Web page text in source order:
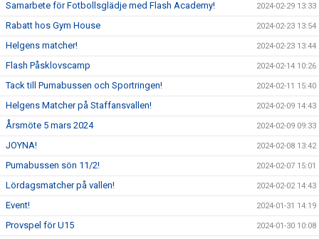
Samarbete för Fotbollsglädje med Flash Academy! 2024-02-29 13:33
Rabatt hos Gym House 2024-02-23 13:54
Helgens matcher! 2024-02-23 13:44
Flash Påsklovscamp 2024-02-14 10:26
Tack till Pumabussen och Sportringen! 2024-02-11 15:40
Helgens Matcher på Staffansvallen! 2024-02-09 14:43
Årsmöte 5 mars 2024 2024-02-09 09:33
JOYNA! 2024-02-08 13:42
Pumabussen sön 11/2! 2024-02-07 15:01
Lördagsmatcher på vallen! 2024-02-02 14:43
Event! 2024-01-31 14:19
Provspel för U15 2024-01-30 10:08